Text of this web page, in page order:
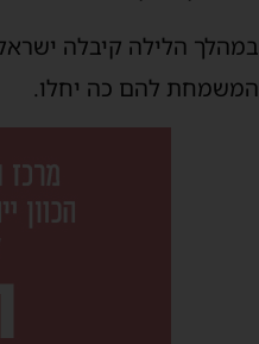
במהלך הלילה קיבלה
המשמחת להם כה יחלו.